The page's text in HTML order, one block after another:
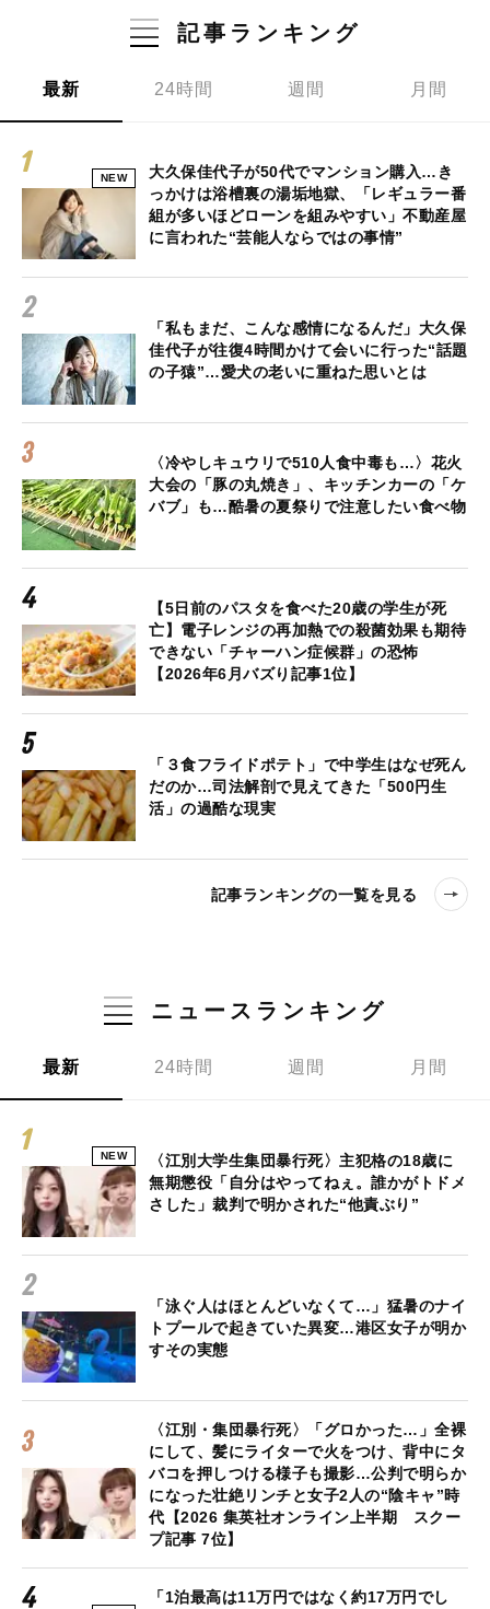
記事ランキング
最新 24時間 週間 月間
NEW
大久保佳代子が50代でマンション購入…き
っかけは浴槽裏の湯垢地獄、「レギュラー番
組が多いほどローンを組みやすい」不動産屋
に言われた“芸能人ならではの事情”
「私もまだ、こんな感情になるんだ」大久保
佳代子が往復4時間かけて会いに行った“話題
の子猿”…愛犬の老いに重ねた思いとは
〈冷やしキュウリで510人食中毒も…〉花火
大会の「豚の丸焼き」、キッチンカーの「ケ
バブ」も…酷暑の夏祭りで注意したい食べ物
【5日前のパスタを食べた20歳の学生が死
亡】電子レンジの再加熱での殺菌効果も期待
できない「チャーハン症候群」の恐怖
【2026年6月バズり記事1位】
「３食フライドポテト」で中学生はなぜ死ん
だのか…司法解剖で見えてきた「500円生
活」の過酷な現実
記事ランキングの一覧を見る
ニュースランキング
最新 24時間 週間 月間
NEW
〈江別大学生集団暴行死〉主犯格の18歳に
無期懲役「自分はやってねぇ。誰かがトドメ
さした」裁判で明かされた“他責ぶり”
「泳ぐ人はほとんどいなくて…」猛暑のナイ
トプールで起きていた異変…港区女子が明か
すその実態
〈江別・集団暴行死〉「グロかった…」全裸
にして、髪にライターで火をつけ、背中にタ
バコを押しつける様子も撮影…公判で明らか
になった壮絶リンチと女子2人の“陰キャ”時
代【2026 集英社オンライン上半期 スクー
プ記事 7位】
「1泊最高は11万円ではなく約17万円でし